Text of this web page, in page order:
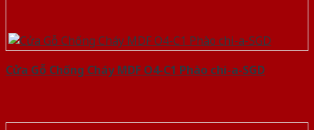
Cửa Gỗ Chống Cháy MDF O4-C1 Phào chi-a-SGD